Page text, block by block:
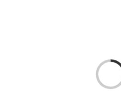
Chargement…